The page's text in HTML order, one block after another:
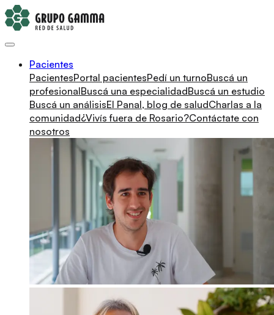
Pacientes
PacientesPortal pacientesPedí un turnoBuscá un
profesionalBuscá una especialidadBuscá un estudio
Buscá un análisisEl Panal, blog de saludCharlas a la
comunidad¿Vivís fuera de Rosario?Contáctate con
nosotros